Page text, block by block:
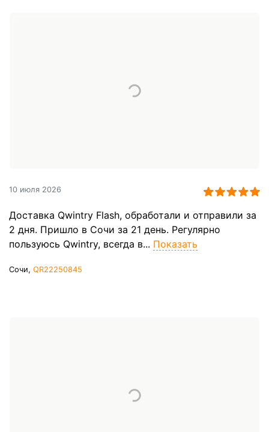
10 июля 2026
Доставка Qwintry Flash, обработали и отправили за
2 дня. Пришло в Сочи за 21 день. Регулярно
пользуюсь Qwintry, всегда в... Показать
Сочи, QR22250845